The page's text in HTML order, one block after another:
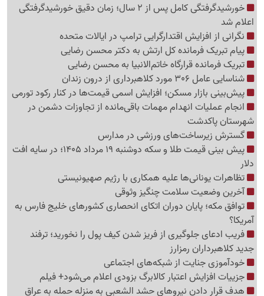
خورشیدگرفتگی کامل پس از 2 سال؛ زمان دقیق خورشیدگرفتگی
اعلام شد
نگرانی از افزایش اقتدارگرایی ترامپ در ایالات متحده
پیام تبریک فرمانده کل ارتش به دکتر محسن رضایی
تبریک فرمانده قرارگاه خاتم‌الانبیا به محسن رضایی
شناسایی عامل 306 مورد کلاهبرداری از درون زندان
پیش‌بینی بازار مسکن؛ افزایش اسمی قیمت‌ها در کنار رکود تورمی
انجام عملیات انهدام مهمات باقی‌مانده از تجاوزات دشمن در
شهرستان پاکدشت
گسترش زیرساخت‌های ورزشی در مدارس
پیش بینی قیمت طلا و سکه دوشنبه 19 مرداد 1405؛ در سایه افت
دلار
تظاهرات یونانی‌ها علیه همکاری با رژیم صهیونیستی
آخرین وضعیت سلامت چنگیز وثوقی
توافق مکه؛ پایان دوران اتکای انحصاری کشورهای خلیج فارس به
آمریکا؟
فریب ادعای جلوگیری از فریز شدن کیف پول را نخورید؛ ترفند
جدید کلاهبرداران رمزارز
خودآموزی جنایت از شبکه‌های اجتماعی
جزییات افزایش اعتبار کالابرگ بزودی اعلام می‌شود+ فیلم
هدف قرار دادن نیروهای حشد الشعبی به منزله حمله به عراق